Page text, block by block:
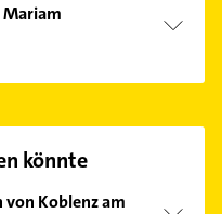
könnte
Koblenz am